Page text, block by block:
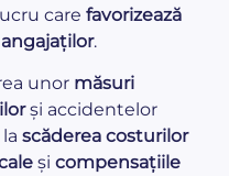
care favorizează
.
unor măsuri
și accidentelor
scăderea costurilor
și compensațiile